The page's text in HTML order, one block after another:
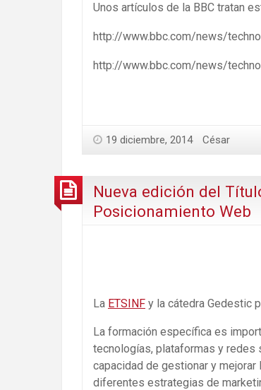
Unos artículos de la BBC tratan
http://www.bbc.com/news/
http://www.bbc.com/news/
19 diciembre, 2014 César
Nueva edición del
Posicionamiento Web
La ETSINF y la cátedra Gedestic
La formación específica es
tecnologías, plataformas y
capacidad de gestionar y
diferentes estrategias de